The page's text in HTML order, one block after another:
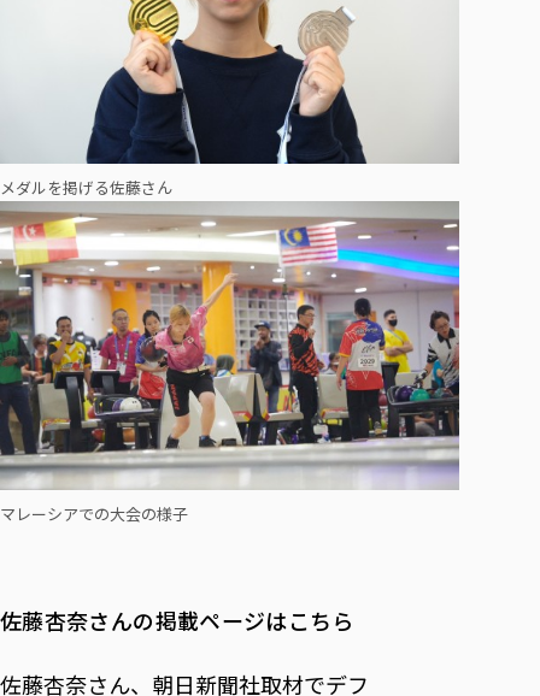
メダルを掲げる佐藤さん
マレーシアでの大会の様子
佐藤杏奈さんの掲載ページはこちら
佐藤杏奈さん、朝日新聞社取材でデフ